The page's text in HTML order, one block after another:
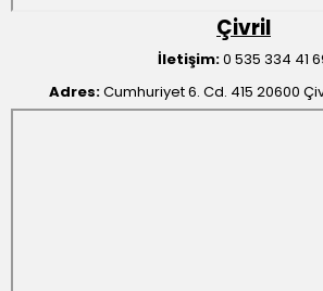
Çivril
İletişim:0 535 334 41
Adres:Cumhuriyet 6. Cd. 415 20600